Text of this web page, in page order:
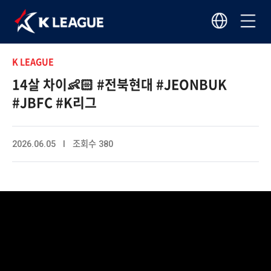
K LEAGUE
14살 차이👶🏻 #전북현대 #JEONBUK
#JBFC #K리그
2026.06.05 I 조회수 380